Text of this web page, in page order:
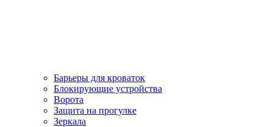
Барьеры для кроваток
Блокирующие устройства
Ворота
Защита на прогулке
Зеркала